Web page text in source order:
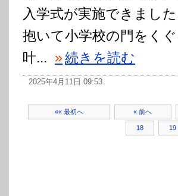
入学式が実施できまし
抱いて小学校の門をく
叶... »続きを読む
2025年4月11日 09:53
«« 最初へ « 前へ
18 19